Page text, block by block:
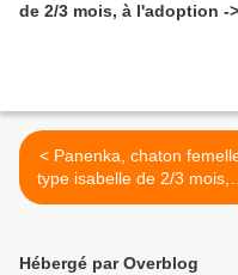
de 2/3 mois, à l'adoption -
< Panenka, chaton femelle
type isabelle de 2/3 mois, à
l'adoption -> adoptée
Hébergé par Overblog